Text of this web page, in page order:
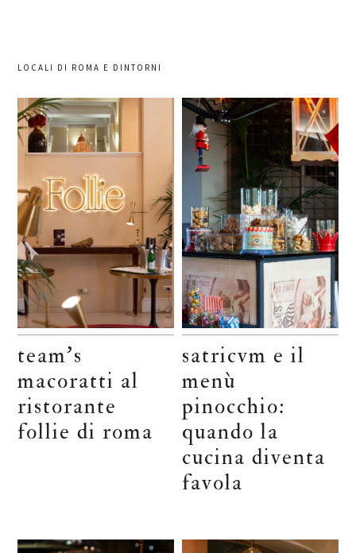
LOCALI DI ROMA E DINTORNI
team’s
macoratti al
ristorante
follie di roma
satricvm e il
menù
pinocchio:
quando la
cucina diventa
favola